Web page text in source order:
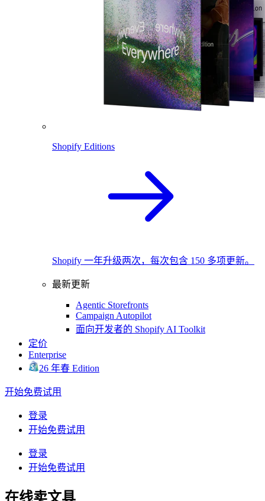
Shopify Editions
Shopify 一年升级两次，每次包含 150 多项更新。
最新更新
Agentic Storefronts
Campaign Autopilot
面向开发者的 Shopify AI Toolkit
定价
Enterprise
26 年春 Edition
开始免费试用
登录
开始免费试用
登录
开始免费试用
在线卖文具